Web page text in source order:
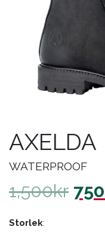
AXELDA
WATERPROOF
1,500kr 750
Storlek